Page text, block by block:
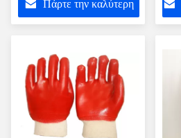
Flannelette με πλέκει τη
μανσέτα καρπών
Πάρτε την καλύτερη